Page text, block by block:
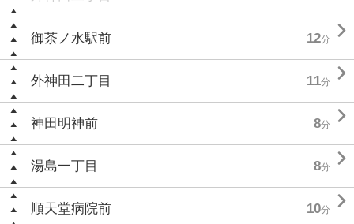
御茶ノ水駅前 12分 
外神田二丁目 11分 
神田明神前 8分 
湯島一丁目 8分 
順天堂病院前 10分 